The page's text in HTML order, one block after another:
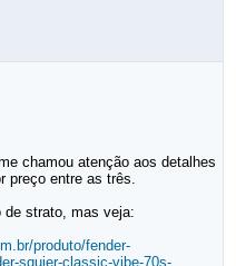
chamou atenção aos detalhes
preço entre as três.
de strato, mas veja:
produto/fender-
squier-classic-vibe-70s-